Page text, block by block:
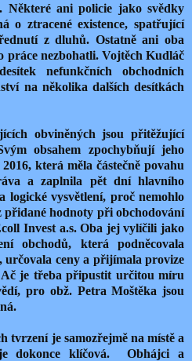
Některé ani policie jako svědky
o ztracené existence, spatřující
z dluhů. Ostatně ani oba
práce nezbohatli. Vojtěch Kudláč
nefunkčních obchodních
na několika dalších desítkách
obviněných jsou přitěžující
obsahem zpochybňují jeho
která měla částečně povahu
a zaplnila pět dní hlavního
logické vysvětlení, proč nemohlo
přidané hodnoty při obchodování
Invest a.s. Oba jej vylíčili jako
obchodů, která podněcovala
ceny a přijímala provize
je třeba připustit určitou míru
pro obž. Petra Moštěka jsou
tvrzení je samozřejmě na místě a
dokonce klíčová. Obhájci a